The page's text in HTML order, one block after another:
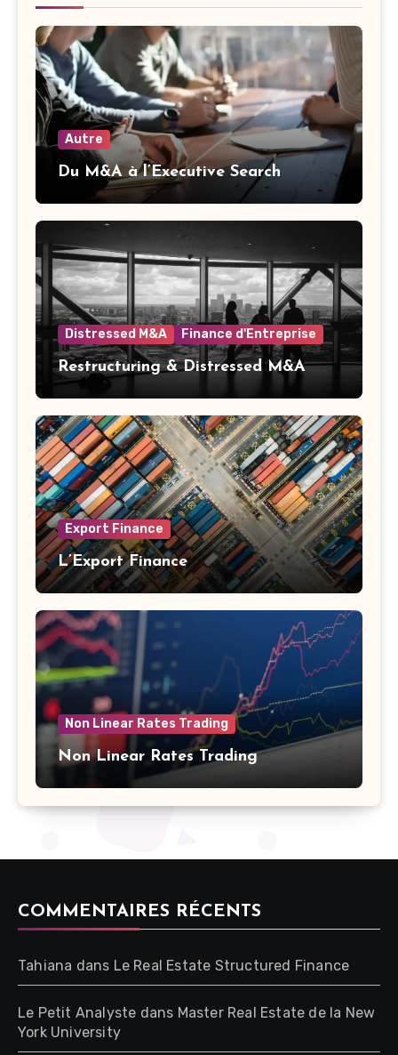
Autre
Du M&A à l’Executive Search
Distressed M&A Finance d'Entreprise
Restructuring & Distressed M&A
Export Finance
L’Export Finance
Non Linear Rates Trading
Non Linear Rates Trading
COMMENTAIRES RÉCENTS
Tahiana dans Le Real Estate Structured Finance
Le Petit Analyste dans Master Real Estate de la New
York University